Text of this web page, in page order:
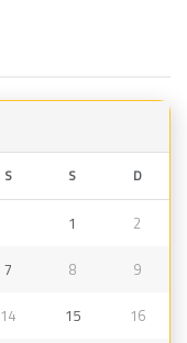
S S D
1 2
7 8 9
14 15 16